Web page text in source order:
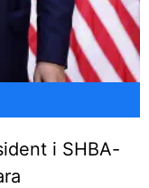
i SHBA-